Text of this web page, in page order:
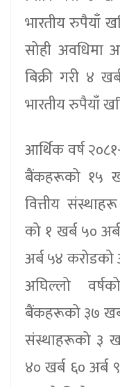
भारतीय रुपैयाँ
सोही अवधिमा
बिक्री गरी ४
भारतीय रुपैयाँ
आर्थिक वर्ष
बैंकहरूको १५
वित्तीय
को १ खर्ब ५०
अर्ब ५४
अघिल्लो
बैंकहरूको ३७ खर्ब
संस्थाहरूको ३
४० खर्ब ६० अर्ब